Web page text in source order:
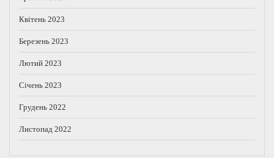
Квітень 2023
Березень 2023
Лютий 2023
Січень 2023
Грудень 2022
Листопад 2022